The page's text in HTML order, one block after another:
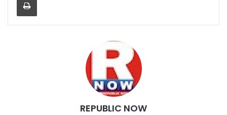
REPUBLIC NOW